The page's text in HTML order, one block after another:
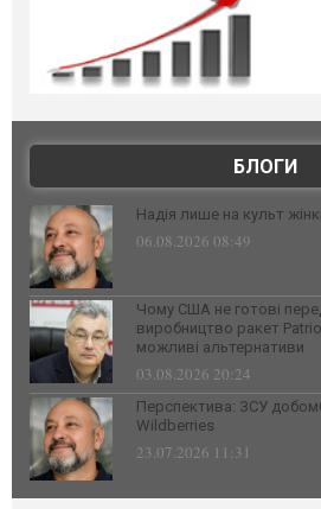
БЛОГИ
Надія лише на культ
06.08.2026 08:49
Чому США не готові
виробництво ракет
можливі альтернативи
03.08.2026 20:24
Перспектива: ЗСУ
Wildberries
23.07.2026 11:31